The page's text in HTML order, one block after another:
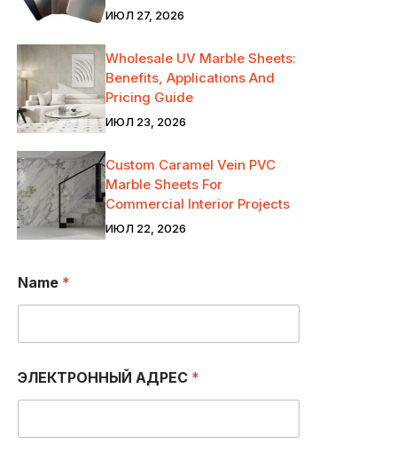
ИЮЛ 27, 2026
Wholesale UV Marble Sheets:
Benefits, Applications And
Pricing Guide
ИЮЛ 23, 2026
Custom Caramel Vein PVC
Marble Sheets For
Commercial Interior Projects
ИЮЛ 22, 2026
Н
О
*
Name *
ЭЛЕКТРОННЫЙ АДРЕС *